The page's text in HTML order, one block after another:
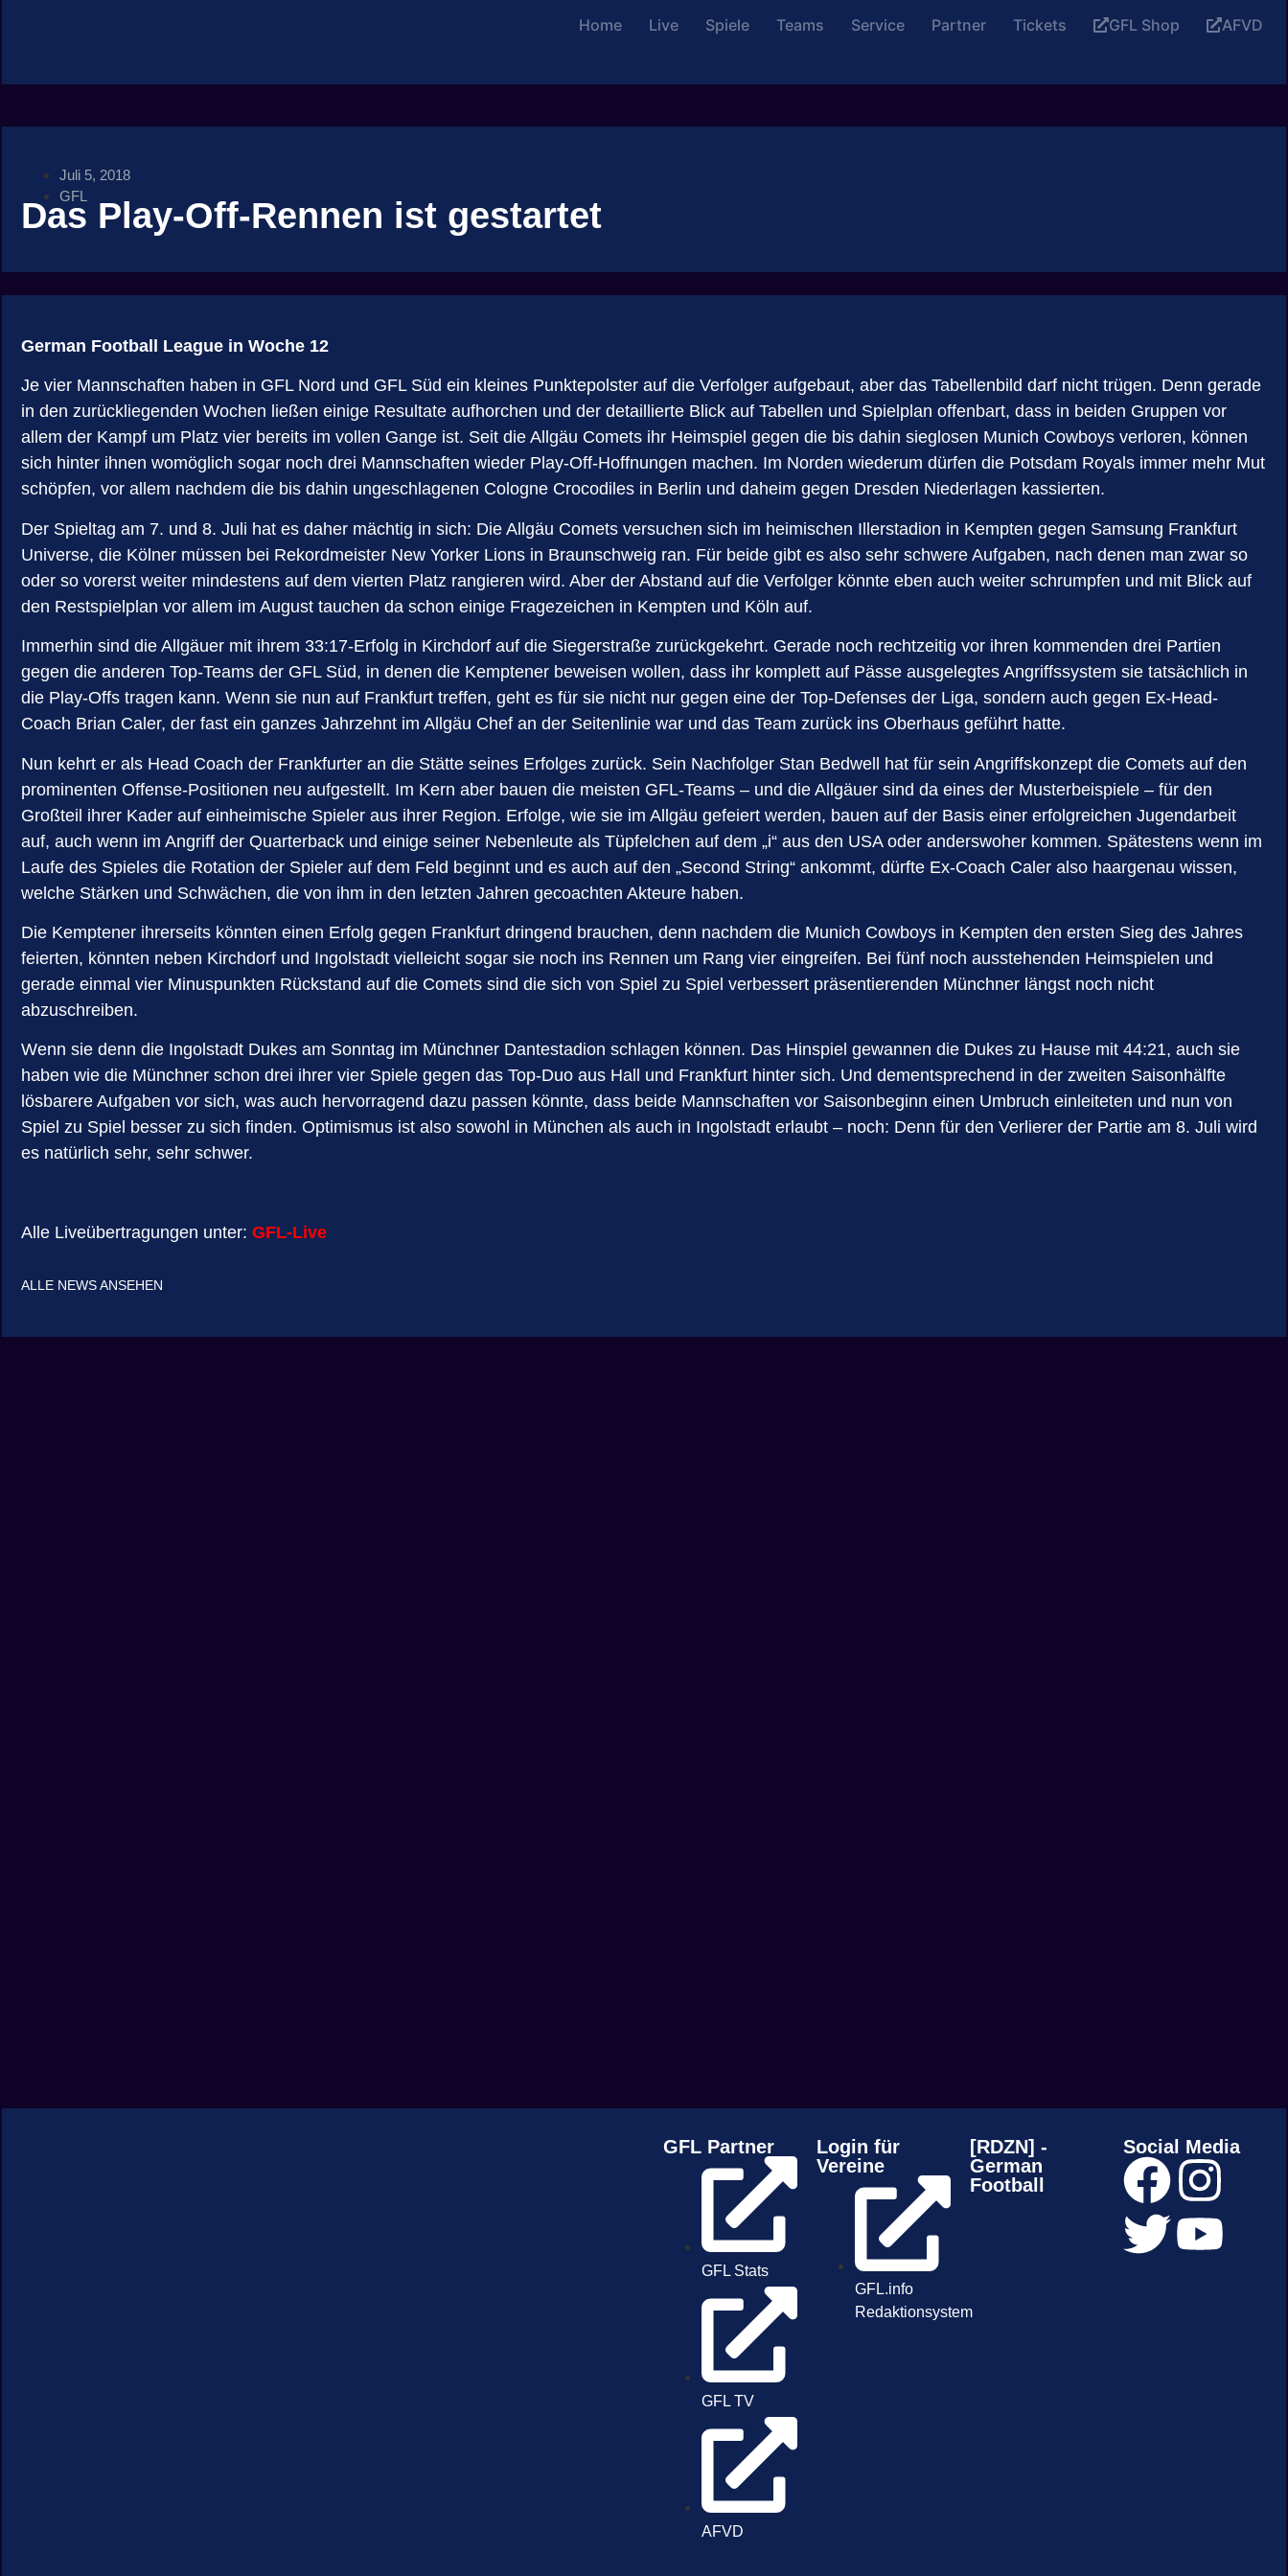
Home Live Spiele Teams Service Partner Tickets GFL Shop AFVD
Juli 5, 2018
GFL
Das Play-Off-Rennen ist gestartet
German Football League in Woche 12
Je vier Mannschaften haben in GFL Nord und GFL Süd ein kleines Punktepolster auf die Verfolger aufgebaut, aber das Tabellenbild darf nicht trügen. Denn gerade
in den zurückliegenden Wochen ließen einige Resultate aufhorchen und der detaillierte Blick auf Tabellen und Spielplan offenbart, dass in beiden Gruppen vor
allem der Kampf um Platz vier bereits im vollen Gange ist. Seit die Allgäu Comets ihr Heimspiel gegen die bis dahin sieglosen Munich Cowboys verloren, können
sich hinter ihnen womöglich sogar noch drei Mannschaften wieder Play-Off-Hoffnungen machen. Im Norden wiederum dürfen die Potsdam Royals immer mehr Mut
schöpfen, vor allem nachdem die bis dahin ungeschlagenen Cologne Crocodiles in Berlin und daheim gegen Dresden Niederlagen kassierten.
Der Spieltag am 7. und 8. Juli hat es daher mächtig in sich: Die Allgäu Comets versuchen sich im heimischen Illerstadion in Kempten gegen Samsung Frankfurt
Universe, die Kölner müssen bei Rekordmeister New Yorker Lions in Braunschweig ran. Für beide gibt es also sehr schwere Aufgaben, nach denen man zwar so
oder so vorerst weiter mindestens auf dem vierten Platz rangieren wird. Aber der Abstand auf die Verfolger könnte eben auch weiter schrumpfen und mit Blick auf
den Restspielplan vor allem im August tauchen da schon einige Fragezeichen in Kempten und Köln auf.
Immerhin sind die Allgäuer mit ihrem 33:17-Erfolg in Kirchdorf auf die Siegerstraße zurückgekehrt. Gerade noch rechtzeitig vor ihren kommenden drei Partien
gegen die anderen Top-Teams der GFL Süd, in denen die Kemptener beweisen wollen, dass ihr komplett auf Pässe ausgelegtes Angriffssystem sie tatsächlich in
die Play-Offs tragen kann. Wenn sie nun auf Frankfurt treffen, geht es für sie nicht nur gegen eine der Top-Defenses der Liga, sondern auch gegen Ex-Head-
Coach Brian Caler, der fast ein ganzes Jahrzehnt im Allgäu Chef an der Seitenlinie war und das Team zurück ins Oberhaus geführt hatte.
Nun kehrt er als Head Coach der Frankfurter an die Stätte seines Erfolges zurück. Sein Nachfolger Stan Bedwell hat für sein Angriffskonzept die Comets auf den
prominenten Offense-Positionen neu aufgestellt. Im Kern aber bauen die meisten GFL-Teams – und die Allgäuer sind da eines der Musterbeispiele – für den
Großteil ihrer Kader auf einheimische Spieler aus ihrer Region. Erfolge, wie sie im Allgäu gefeiert werden, bauen auf der Basis einer erfolgreichen Jugendarbeit
auf, auch wenn im Angriff der Quarterback und einige seiner Nebenleute als Tüpfelchen auf dem „i“ aus den USA oder anderswoher kommen. Spätestens wenn im
Laufe des Spieles die Rotation der Spieler auf dem Feld beginnt und es auch auf den „Second String“ ankommt, dürfte Ex-Coach Caler also haargenau wissen,
welche Stärken und Schwächen, die von ihm in den letzten Jahren gecoachten Akteure haben.
Die Kemptener ihrerseits könnten einen Erfolg gegen Frankfurt dringend brauchen, denn nachdem die Munich Cowboys in Kempten den ersten Sieg des Jahres
feierten, könnten neben Kirchdorf und Ingolstadt vielleicht sogar sie noch ins Rennen um Rang vier eingreifen. Bei fünf noch ausstehenden Heimspielen und
gerade einmal vier Minuspunkten Rückstand auf die Comets sind die sich von Spiel zu Spiel verbessert präsentierenden Münchner längst noch nicht
abzuschreiben.
Wenn sie denn die Ingolstadt Dukes am Sonntag im Münchner Dantestadion schlagen können. Das Hinspiel gewannen die Dukes zu Hause mit 44:21, auch sie
haben wie die Münchner schon drei ihrer vier Spiele gegen das Top-Duo aus Hall und Frankfurt hinter sich. Und dementsprechend in der zweiten Saisonhälfte
lösbarere Aufgaben vor sich, was auch hervorragend dazu passen könnte, dass beide Mannschaften vor Saisonbeginn einen Umbruch einleiteten und nun von
Spiel zu Spiel besser zu sich finden. Optimismus ist also sowohl in München als auch in Ingolstadt erlaubt – noch: Denn für den Verlierer der Partie am 8. Juli wird
es natürlich sehr, sehr schwer.
Alle Liveübertragungen unter: GFL-Live
ALLE NEWS ANSEHEN
GFL Partner
GFL Stats
GFL TV
AFVD
Login für
Vereine
GFL.info
Redaktionsystem
[RDZN] -
German
Football
Social Media